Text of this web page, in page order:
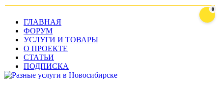
ГЛАВНАЯ
ФОРУМ
УСЛУГИ И ТОВАРЫ
О ПРОЕКТЕ
СТАТЬИ
ПОДПИСКА
0